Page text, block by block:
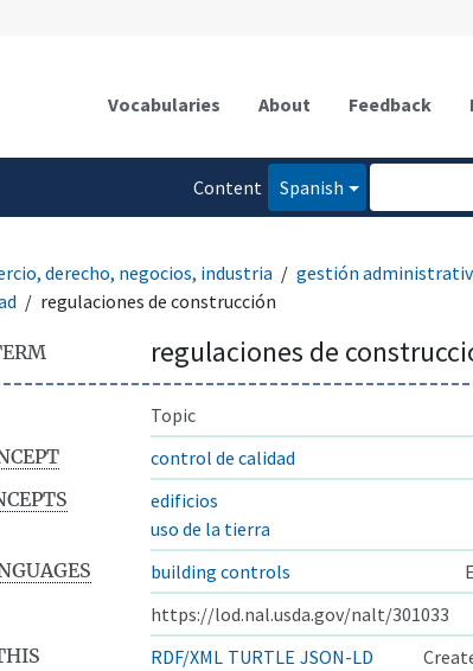
Vocabularies About Feedback
Content
Spanish
derecho, negocios, industria
gestión
regulaciones de construcción
regulaciones de
Topic
control de calidad
edificios
uso de la tierra
building controls
https://lod.nal.usda.gov/nalt/301033
RDF/XML TURTLE JSON-LD